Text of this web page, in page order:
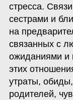
стресса.
сестрами и
на
связанных с
ожиданиями и
этих
утраты,
родителей,